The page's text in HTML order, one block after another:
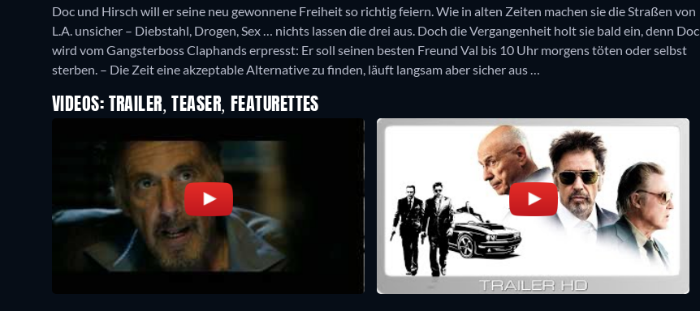
Doc und Hirsch will er seine neu gewonnene Freiheit so richtig feiern. Wie in alten Zeiten machen sie die Straßen von
L.A. unsicher – Diebstahl, Drogen, Sex … nichts lassen die drei aus. Doch die Vergangenheit holt sie bald ein, denn Doc
wird vom Gangsterboss Claphands erpresst: Er soll seinen besten Freund Val bis 10 Uhr morgens töten oder selbst
sterben. – Die Zeit eine akzeptable Alternative zu finden, läuft langsam aber sicher aus …
VIDEOS: TRAILER, TEASER, FEATURETTES